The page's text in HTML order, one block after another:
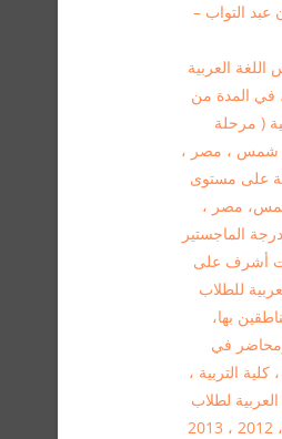
عبد التواب –
تدريس اللغة العربية
في المدة من
( مرحلة
شمس ، مصر ،
على مستوى
شمس، مصر ،
الماجستير
أشرف على
للطلاب
بها،
وتنمية المجتمع ، جامعة عين شمس ، مصر ، 2008-2011، ومحاضر في
التربية ،
اللغة العربية لطلاب
من ألمانيا ، مركز التميز، كلية التربية ، جامعة عين شمس ، مصر ، 2009 ، 2011، 2012 ، 2013